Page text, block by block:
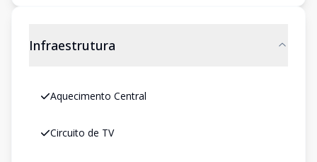
Infraestrutura
Aquecimento Central
Circuito de TV